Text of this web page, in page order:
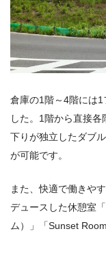
倉庫の1階～4階には
した。1階から直接
下りが独立したダブ
が可能です。
また、快適で働きや
デュースした休憩室
ム）」「Sunset